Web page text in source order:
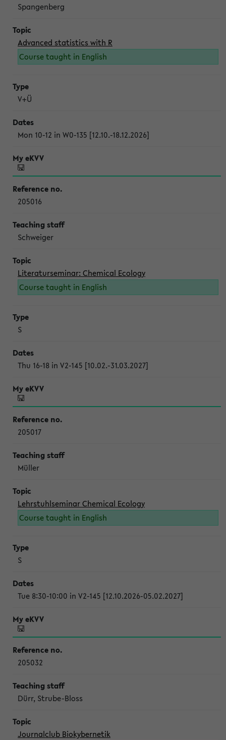
Spangenberg
Advanced statistics with R
Course taught in English
V+Ü
Mon 10-12 in W0-135 [12.10.-18.12.2026]
205016
Schweiger
Literaturseminar: Chemical Ecology
Course taught in English
S
Thu 16-18 in V2-145 [10.02.-31.03.2027]
205017
Müller
Lehrstuhlseminar Chemical Ecology
Course taught in English
S
Tue 8:30-10:00 in V2-145 [12.10.2026-05.02.2027]
205032
Dürr, Strube-Bloss
Journalclub Biokybernetik